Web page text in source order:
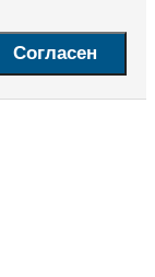
Согласен